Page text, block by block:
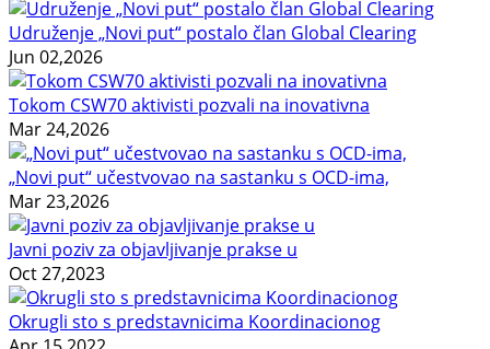
Udruženje „Novi put“ postalo član Global Clearing
Jun 02,2026
Tokom CSW70 aktivisti pozvali na inovativna
Mar 24,2026
„Novi put“ učestvovao na sastanku s OCD-ima,
Mar 23,2026
Javni poziv za objavljivanje prakse u
Oct 27,2023
Okrugli sto s predstavnicima Koordinacionog